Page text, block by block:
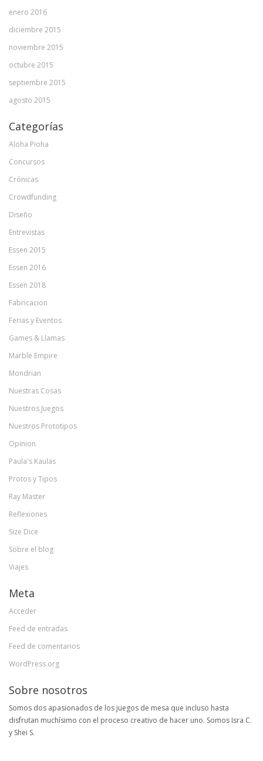
enero 2016
diciembre 2015
noviembre 2015
octubre 2015
septiembre 2015
agosto 2015
Categorías
Aloha Pioha
Concursos
Crónicas
Crowdfunding
Diseño
Entrevistas
Essen 2015
Essen 2016
Essen 2018
Fabricacion
Ferias y Eventos
Games & Llamas
Marble Empire
Mondrian
Nuestras Cosas
Nuestros Juegos
Nuestros Prototipos
Opinion
Paula's Kaulas
Protos y Tipos
Ray Master
Reflexiones
Size Dice
Sobre el blog
Viajes
Meta
Acceder
Feed de entradas
Feed de comentarios
WordPress.org
Sobre nosotros
Somos dos apasionados de los juegos de mesa que incluso hasta
disfrutan muchísimo con el proceso creativo de hacer uno. Somos Isra C.
y Shei S.